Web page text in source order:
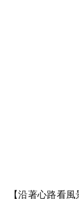
【沿著心路看